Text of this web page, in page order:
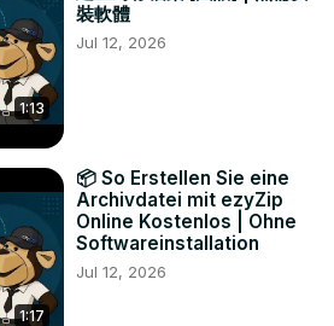
1:13
裝軟體
Jul 12, 2026
1:17
📦 So Erstellen Sie eine
Archivdatei mit ezyZip
Online Kostenlos | Ohne
Softwareinstallation
Jul 12, 2026